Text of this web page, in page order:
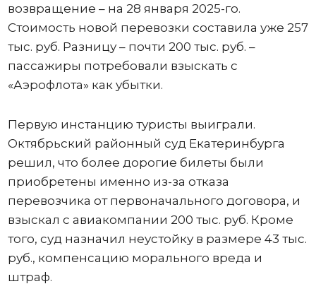
возвращение – на 28 января 2025-го.
Стоимость новой перевозки составила уже 257
тыс. руб. Разницу – почти 200 тыс. руб. –
пассажиры потребовали взыскать с
«Аэрофлота» как убытки.
Первую инстанцию туристы выиграли.
Октябрьский районный суд Екатеринбурга
решил, что более дорогие билеты были
приобретены именно из-за отказа
перевозчика от первоначального договора, и
взыскал с авиакомпании 200 тыс. руб. Кроме
того, суд назначил неустойку в размере 43 тыс.
руб., компенсацию морального вреда и
штраф.